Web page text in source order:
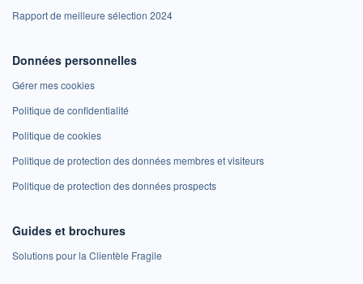
Rapport de meilleure sélection 2024
Données personnelles
Gérer mes cookies
Politique de confidentialité
Politique de cookies
Politique de protection des données membres et visiteurs
Politique de protection des données prospects
Guides et brochures
Solutions pour la Clientèle Fragile